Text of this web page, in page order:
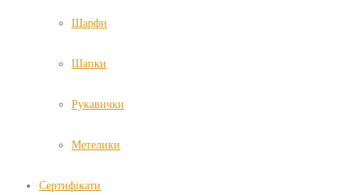
Шарфи
Шапки
Рукавички
Метелики
Сертифікати